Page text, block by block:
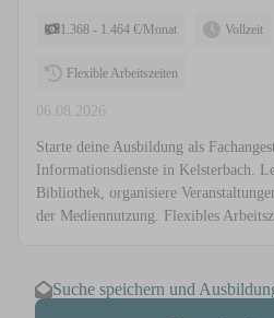
1.368 - 1.464 €/Monat Vollzeit
Flexible Arbeitszeiten
06.08.2026
Starte deine Ausbildung als
Informationsdienste in Kelsterbach.
Bibliothek, organisiere
der Mediennutzung. Flexibles
Suche speichern und